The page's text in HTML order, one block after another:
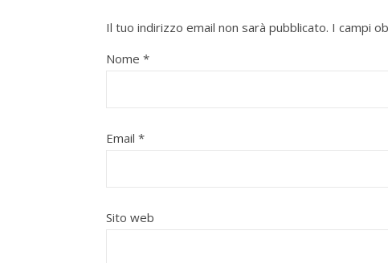
Il tuo indirizzo email non sarà pubblicato. I campi
Nome *
Email *
Sito web